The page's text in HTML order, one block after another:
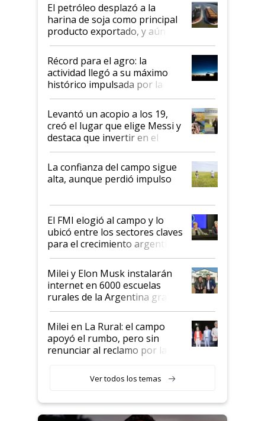
El petróleo desplazó a la
harina de soja como principal
producto exportado, y aún así
el agro aportó casi seis de cada
diez dólares y sostuvo el
liderazgo en un semestre
récord
Récord para el agro: la
actividad llegó a su máximo
histórico impulsada por la
cosecha y las exportaciones
Levantó un acopio a los 19,
creó el lugar que elige Messi y
destaca que invertir en el
kirchnerismo era como "darle
plata a un hijo para droga":
Juan Félix Rossetti, el libertario
que de una dura crisis salió
de Milei
La confianza del campo sigue
alta, aunque perdió impulso
El FMI elogió al campo y lo
ubicó entre los sectores claves
para el crecimiento argentino
Milei y Elon Musk instalarán
internet en 6000 escuelas
rurales de la Argentina gracias
a un acuerdo con Starlink
Milei en La Rural: el campo
apoyó el rumbo, pero sin
renunciar al reclamo por las
Ver todos los temas